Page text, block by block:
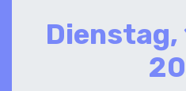
Dienstag,